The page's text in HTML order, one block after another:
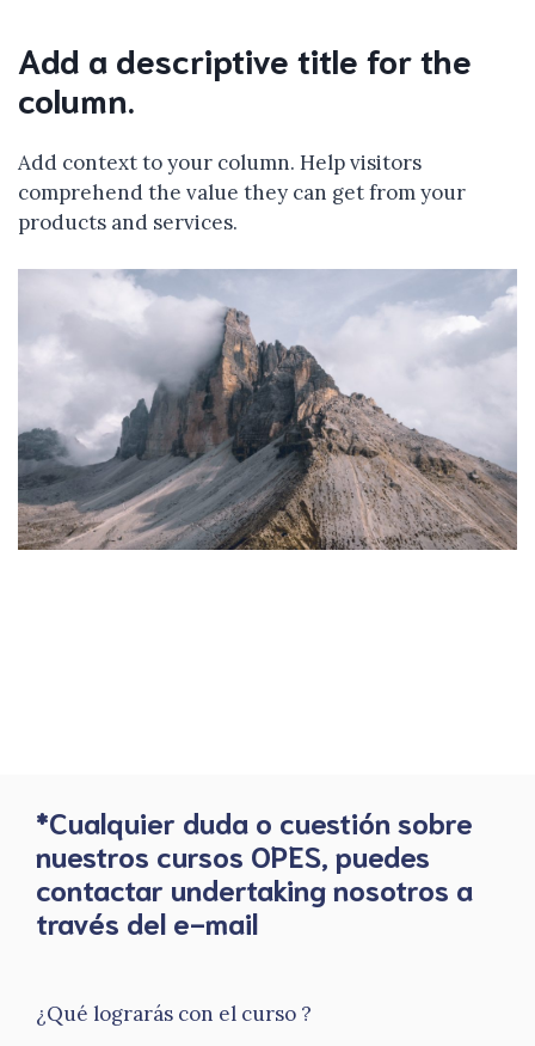
Add a descriptive title for the
column.
Add context to your column. Help visitors
comprehend the value they can get from your
products and services.
*Cualquier duda o cuestión sobre
nuestros cursos OPES, puedes
contactar undertaking nosotros a
través del e-mail
¿Qué lograrás con el curso ?